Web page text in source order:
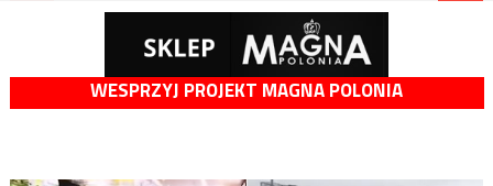
WESPRZYJ PROJEKT MAGNA POLONIA